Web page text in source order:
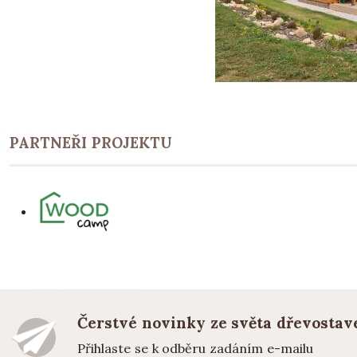
PARTNEŘI PROJEKTU
Čerstvé novinky ze světa
Přihlaste se k odběru zadáním e-mailu